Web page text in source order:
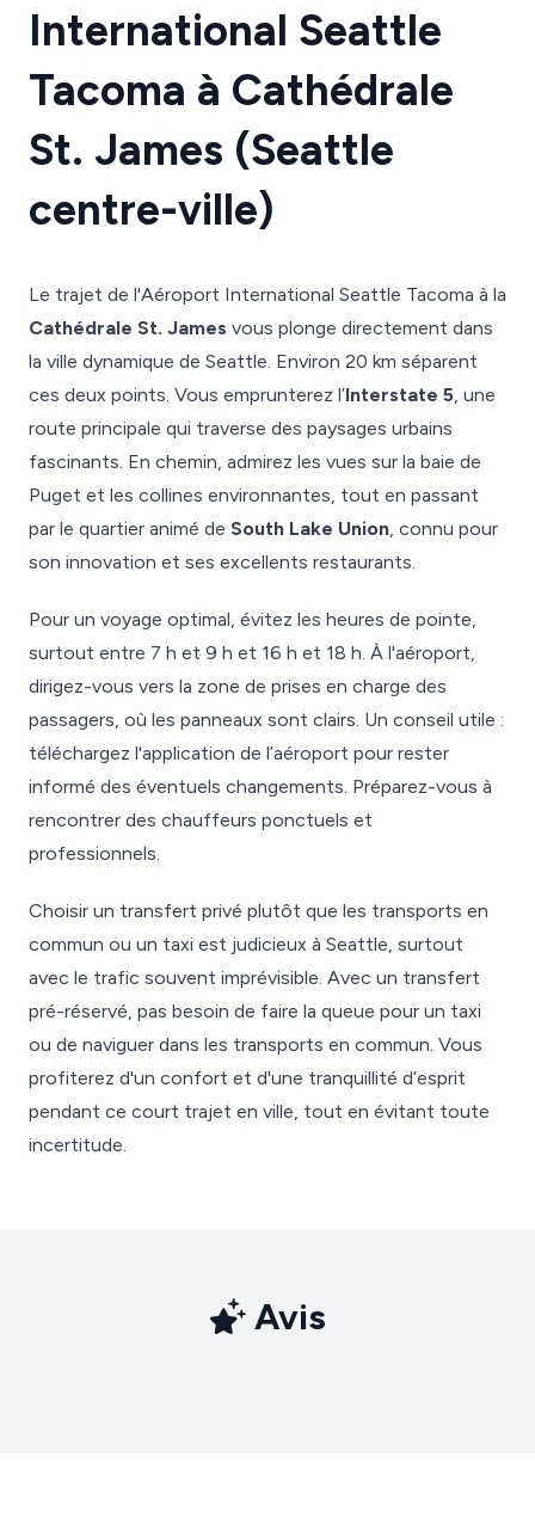
International Seattle
Tacoma à Cathédrale
St. James (Seattle
centre-ville)
Le trajet de l'Aéroport International Seattle Tacoma à la
Cathédrale St. James vous plonge directement dans
la ville dynamique de Seattle. Environ 20 km séparent
ces deux points. Vous emprunterez l’Interstate 5, une
route principale qui traverse des paysages urbains
fascinants. En chemin, admirez les vues sur la baie de
Puget et les collines environnantes, tout en passant
par le quartier animé de South Lake Union, connu pour
son innovation et ses excellents restaurants.
Pour un voyage optimal, évitez les heures de pointe,
surtout entre 7 h et 9 h et 16 h et 18 h. À l'aéroport,
dirigez-vous vers la zone de prises en charge des
passagers, où les panneaux sont clairs. Un conseil utile :
téléchargez l'application de l’aéroport pour rester
informé des éventuels changements. Préparez-vous à
rencontrer des chauffeurs ponctuels et
professionnels.
Choisir un transfert privé plutôt que les transports en
commun ou un taxi est judicieux à Seattle, surtout
avec le trafic souvent imprévisible. Avec un transfert
pré-réservé, pas besoin de faire la queue pour un taxi
ou de naviguer dans les transports en commun. Vous
profiterez d'un confort et d'une tranquillité d’esprit
pendant ce court trajet en ville, tout en évitant toute
incertitude.
Avis